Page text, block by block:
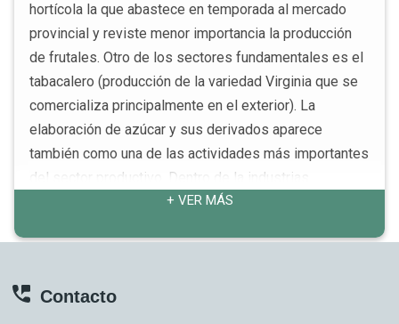
hortícola la que abastece en temporada al mercado
provincial y reviste menor importancia la producción
de frutales. Otro de los sectores fundamentales es el
tabacalero (producción de la variedad Virginia que se
comercializa principalmente en el exterior). La
elaboración de azúcar y sus derivados aparece
también como una de las actividades más importantes
del sector productivo. Dentro de la industrias
alimentaria destaca la producción de fibra de algodón,
+ VER MÁS
Contacto